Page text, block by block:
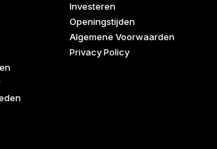
Investeren
Openingstijden
Algemene Voorwaarden
Privacy Policy